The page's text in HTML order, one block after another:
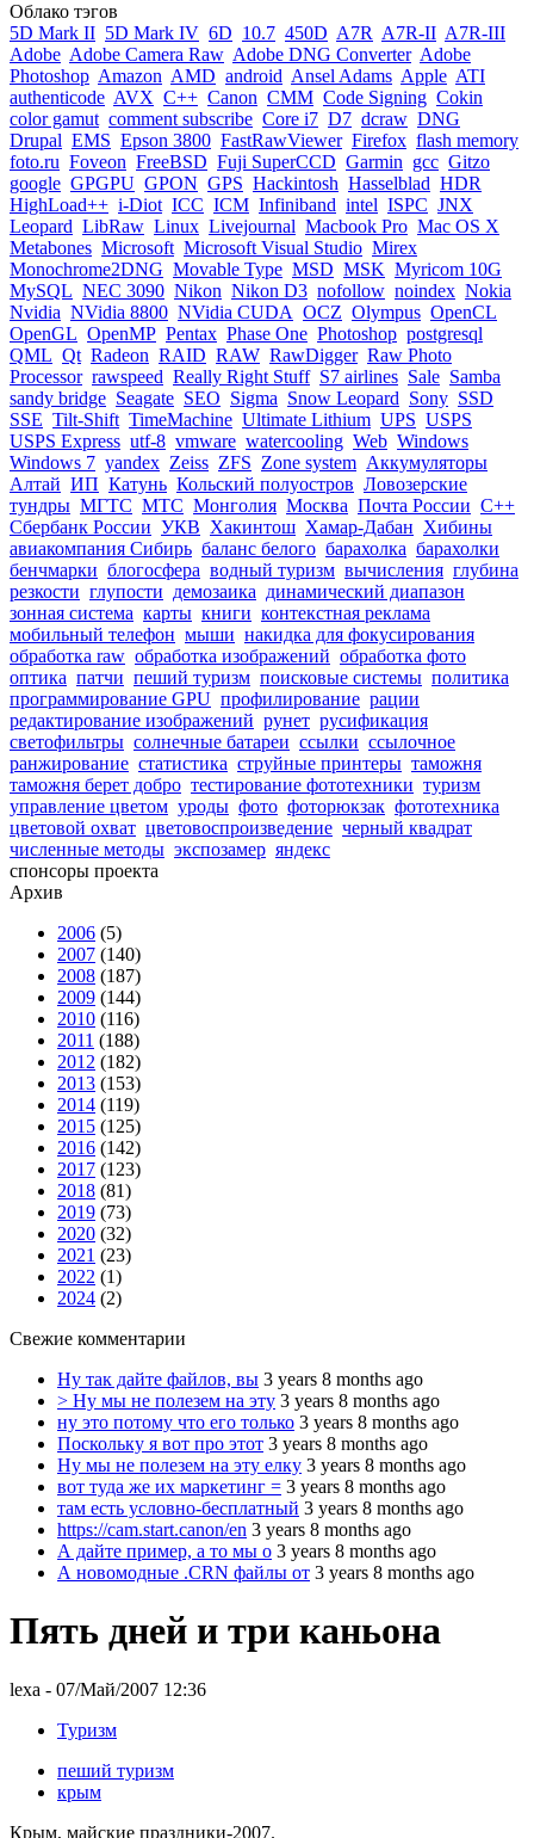
Облако тэгов
5D Mark II 5D Mark IV 6D 10.7 450D A7R A7R-II A7R-III
Adobe Adobe Camera Raw Adobe DNG Converter Adobe
Photoshop Amazon AMD android Ansel Adams Apple ATI
authenticode AVX C++ Canon CMM Code Signing Cokin
color gamut comment subscribe Core i7 D7 dcraw DNG
Drupal EMS Epson 3800 FastRawViewer Firefox flash memory
foto.ru Foveon FreeBSD Fuji SuperCCD Garmin gcc Gitzo
google GPGPU GPON GPS Hackintosh Hasselblad HDR
HighLoad++ i-Diot ICC ICM Infiniband intel ISPC JNX
Leopard LibRaw Linux Livejournal Macbook Pro Mac OS X
Metabones Microsoft Microsoft Visual Studio Mirex
Monochrome2DNG Movable Type MSD MSK Myricom 10G
MySQL NEC 3090 Nikon Nikon D3 nofollow noindex Nokia
Nvidia NVidia 8800 NVidia CUDA OCZ Olympus OpenCL
OpenGL OpenMP Pentax Phase One Photoshop postgresql
QML Qt Radeon RAID RAW RawDigger Raw Photo
Processor rawspeed Really Right Stuff S7 airlines Sale Samba
sandy bridge Seagate SEO Sigma Snow Leopard Sony SSD
SSE Tilt-Shift TimeMachine Ultimate Lithium UPS USPS
USPS Express utf-8 vmware watercooling Web Windows
Windows 7 yandex Zeiss ZFS Zone system Аккумуляторы
Алтай ИП Катунь Кольский полуостров Ловозерские
тундры МГТС МТС Монголия Москва Почта России С++
Сбербанк России УКВ Хакинтош Хамар-Дабан Хибины
авиакомпания Сибирь баланс белого барахолка барахолки
бенчмарки блогосфера водный туризм вычисления глубина
резкости глупости демозаика динамический диапазон
зонная система карты книги контекстная реклама
мобильный телефон мыши накидка для фокусирования
обработка raw обработка изображений обработка фото
оптика патчи пеший туризм поисковые системы политика
программирование GPU профилирование рации
редактирование изображений рунет русификация
светофильтры солнечные батареи ссылки ссылочное
ранжирование статистика струйные принтеры таможня
таможня берет добро тестирование фототехники туризм
управление цветом уроды фото фоторюкзак фототехника
цветовой охват цветовоспроизведение черный квадрат
численные методы экспозамер яндекс
спонсоры проекта
Архив
2006 (5)
2007 (140)
2008 (187)
2009 (144)
2010 (116)
2011 (188)
2012 (182)
2013 (153)
2014 (119)
2015 (125)
2016 (142)
2017 (123)
2018 (81)
2019 (73)
2020 (32)
2021 (23)
2022 (1)
2024 (2)
Свежие комментарии
Ну так дайте файлов, вы 3 years 8 months ago
> Ну мы не полезем на эту 3 years 8 months ago
ну это потому что его только 3 years 8 months ago
Поскольку я вот про этот 3 years 8 months ago
Ну мы не полезем на эту елку 3 years 8 months ago
вот туда же их маркетинг = 3 years 8 months ago
там есть условно-бесплатный 3 years 8 months ago
https://cam.start.canon/en 3 years 8 months ago
А дайте пример, а то мы о 3 years 8 months ago
А новомодные .CRN файлы от 3 years 8 months ago
Пять дней и три каньона
lexa - 07/Май/2007 12:36
Туризм
пеший туризм
крым
Крым, майские праздники-2007.